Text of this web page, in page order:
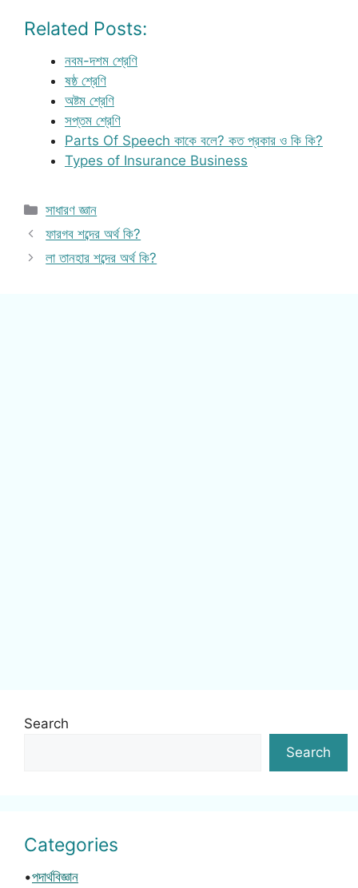
Related Posts:
নবম-দশম শ্রেণি
ষষ্ঠ শ্রেণি
অষ্টম শ্রেণি
সপ্তম শ্রেণি
Parts Of Speech কাকে বলে? কত প্রকার ও কি কি?
Types of Insurance Business
Categories
সাধারণ জ্ঞান
ফারগব শব্দের অর্থ কি?
লা তানহার শব্দের অর্থ কি?
Search
Search
Categories
•পদার্থবিজ্ঞান